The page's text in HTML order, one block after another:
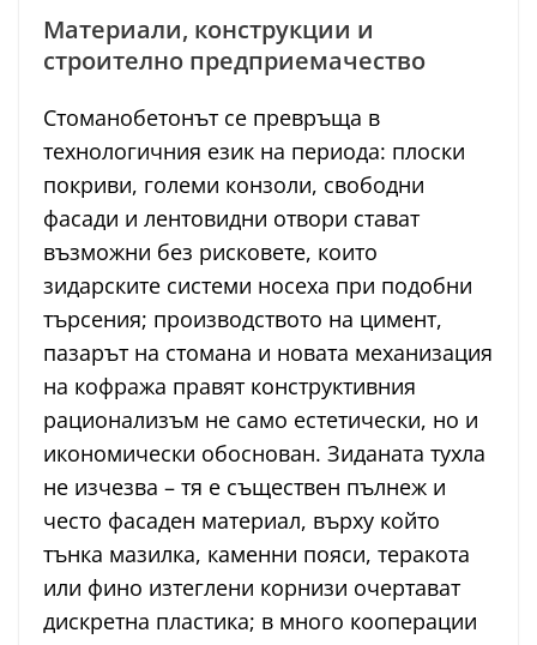
Материали, конструкции и
строително предприемачество
Стоманобетонът се превръща в
технологичния език на периода: плоски
покриви, големи конзоли, свободни
фасади и лентовидни отвори стават
възможни без рисковете, които
зидарските системи носеха при подобни
търсения; производството на цимент,
пазарът на стомана и новата механизация
на кофража правят конструктивния
рационализъм не само естетически, но и
икономически обоснован. Зиданата тухла
не изчезва – тя е съществен пълнеж и
често фасаден материал, върху който
тънка мазилка, каменни пояси, теракота
или фино изтеглени корнизи очертават
дискретна пластика; в много кооперации